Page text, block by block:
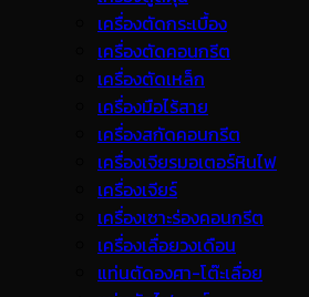
เครื่องตัดกระเบื้อง
เครื่องตัดคอนกรีต
เครื่องตัดเหล็ก
เครื่องมือไร้สาย
เครื่องสกัดคอนกรีต
เครื่องเจียรมอเตอร์หินไฟ
เครื่องเจียร์
เครื่องเซาะร่องคอนกรีต
เครื่องเลื่อยวงเดือน
แท่นตัดองศา-โต๊ะเลื่อย